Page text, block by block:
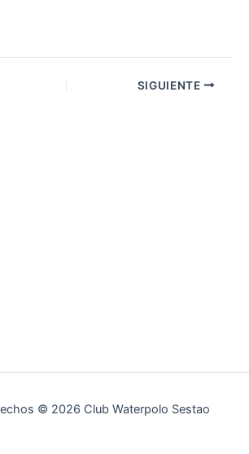
SIGUIENTE
© 2026 Club Waterpolo Sestao